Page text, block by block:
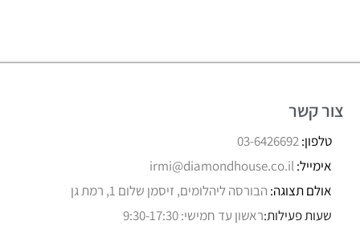
צור קשר
טלפון:03-6426692
אימייל:irmi@diamondhouse.co.il
אולם תצוגה: הבורסה ליהלומים, זיסמן שלום 1, רמת גן
שעות פעילות:ראשון עד חמישי: 9:30-17:30